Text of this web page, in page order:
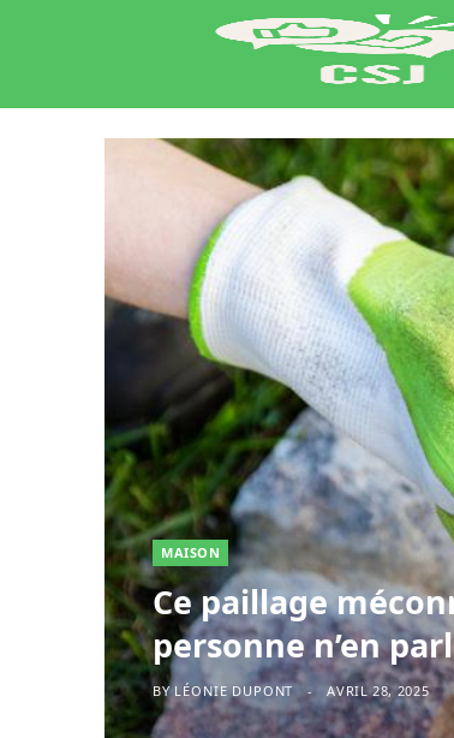
MAISON
Ce paillage
personne n’en
BY LÉONIE DUPONT AVRIL 28, 2025